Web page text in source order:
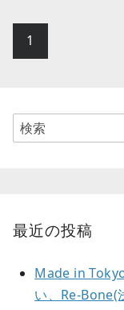
1
最近の投稿
Made in
い、Re-Bone(